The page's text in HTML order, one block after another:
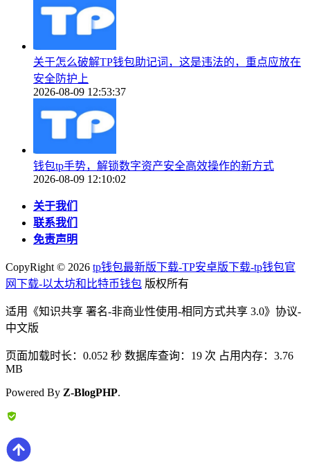
关于怎么破解TP钱包助记词，这是违法的，重点应放在
安全防护上
2026-08-09 12:53:37
钱包tp手势，解锁数字资产安全高效操作的新方式
2026-08-09 12:10:02
关于我们
联系我们
免责声明
CopyRight © 2026 tp钱包最新版下载-TP安卓版下载-tp钱包官
网下载-以太坊和比特币钱包 版权所有
适用《知识共享 署名-非商业性使用-相同方式共享 3.0》协议-
中文版
页面加载时长：0.052 秒 数据库查询：19 次 占用内存：3.76
MB
Powered By Z-BlogPHP.